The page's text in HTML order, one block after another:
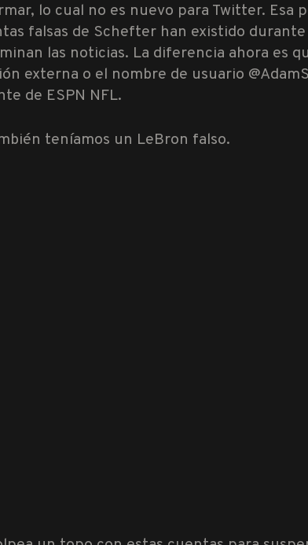
lo cual no es nuevo para Twitter. Esa
falsas de Schefter han existido
las noticias. La diferencia ahora es
externa o el nombre de usuario
de ESPN NFL.
teníamos un LeBron falso.